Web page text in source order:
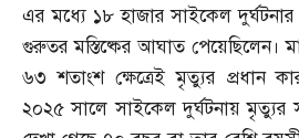
এর মধ্যে ১৮ হাজার সাইকেল
গুরুতর মস্তিষ্কের আঘাত পেয়েছিলেন।
৬৩ শতাংশ ক্ষেত্রেই মৃত্যুর প্রধান
২০২৫ সালে সাইকেল দুর্ঘটনায় মৃত্যুর